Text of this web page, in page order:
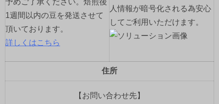
1週間以内の豆を発送させて
頂いております。
詳しくはこちら
人情報が暗号化される為安心
してご利用いただけます。
住所
【お問い合わせ先】